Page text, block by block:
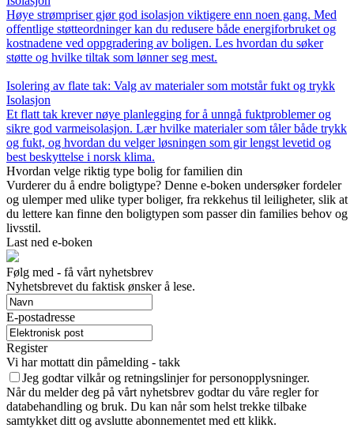
Høye strømpriser gjør god isolasjon viktigere enn noen gang. Med
offentlige støtteordninger kan du redusere både energiforbruket og
kostnadene ved oppgradering av boligen. Les hvordan du søker
støtte og hvilke tiltak som lønner seg mest.
Isolering av flate tak: Valg av materialer som motstår fukt og trykk
Isolasjon
Et flatt tak krever nøye planlegging for å unngå fuktproblemer og
sikre god varmeisolasjon. Lær hvilke materialer som tåler både trykk
og fukt, og hvordan du velger løsningen som gir lengst levetid og
best beskyttelse i norsk klima.
Hvordan velge riktig type bolig for familien din
Vurderer du å endre boligtype? Denne e-boken undersøker fordeler
og ulemper med ulike typer boliger, fra rekkehus til leiligheter, slik at
du lettere kan finne den boligtypen som passer din families behov og
livsstil.
Last ned e-boken
Følg med - få vårt nyhetsbrev
Nyhetsbrevet du faktisk ønsker å lese.
E-postadresse
Register
Vi har mottatt din påmelding - takk
Jeg godtar vilkår og retningslinjer for personopplysninger.
Når du melder deg på vårt nyhetsbrev godtar du våre regler for
databehandling og bruk. Du kan når som helst trekke tilbake
samtykket ditt og avslutte abonnementet med ett klikk.